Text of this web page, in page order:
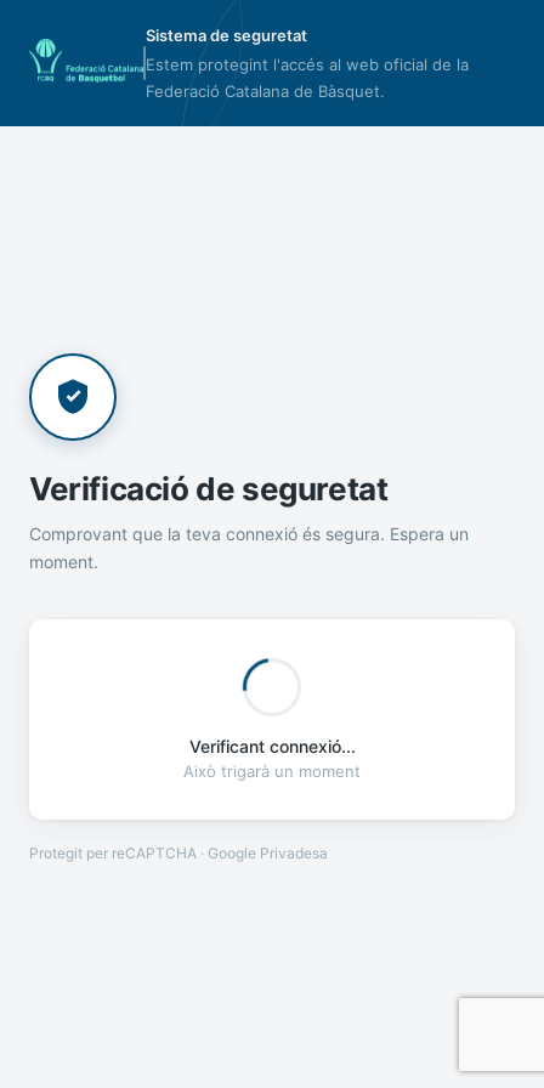
Sistema de seguretat
Estem protegint l'accés al web oficial de la
Federació Catalana de Bàsquet.
Verificació de seguretat
Comprovant que la teva connexió és segura. Espera un
moment.
Verificant connexió...
Això trigarà un moment
Protegit per reCAPTCHA · Google Privadesa